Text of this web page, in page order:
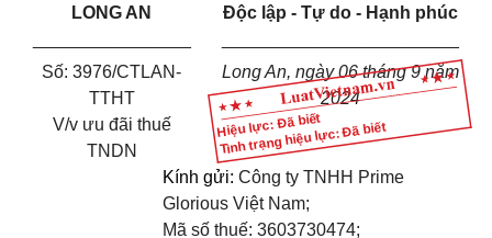
Hiệu lực: Đã biết
Tình trạng hiệu lực: Đã biết
LONG AN
Độc lập - Tự do - Hạnh phúc
Số: 3976/CTLAN-
TTHT
V/vưu đãi thuế
TNDN
Long An, ngày06tháng9năm
2024
Kính gửi: Công ty TNHH Prime
Glorious Việt Nam;
Mã số thuế: 3603730474;